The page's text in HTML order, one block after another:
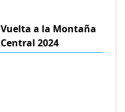
Vuelta a la Montaña
Central 2024